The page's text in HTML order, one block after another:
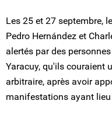
Les 25 et 27 septembre,
Pedro Hernández et
alertés par des
Yaracuy, qu'ils couraient
arbitraire, après avoir
manifestations ayant